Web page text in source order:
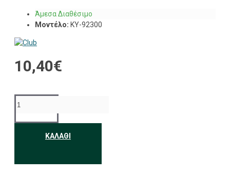
Άμεσα Διαθέσιμο
Μοντέλο: KY-92300
10,40€
ΚΑΛΆΘΙ